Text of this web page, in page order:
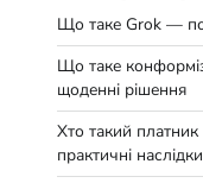
Що таке Grok —
Що таке
щоденні рішення
Хто такий
практичні наслідки